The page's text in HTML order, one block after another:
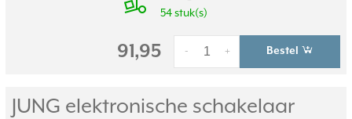
54 stuk(s)
91,95 +
- Bestel
JUNG elektronische schakelaar